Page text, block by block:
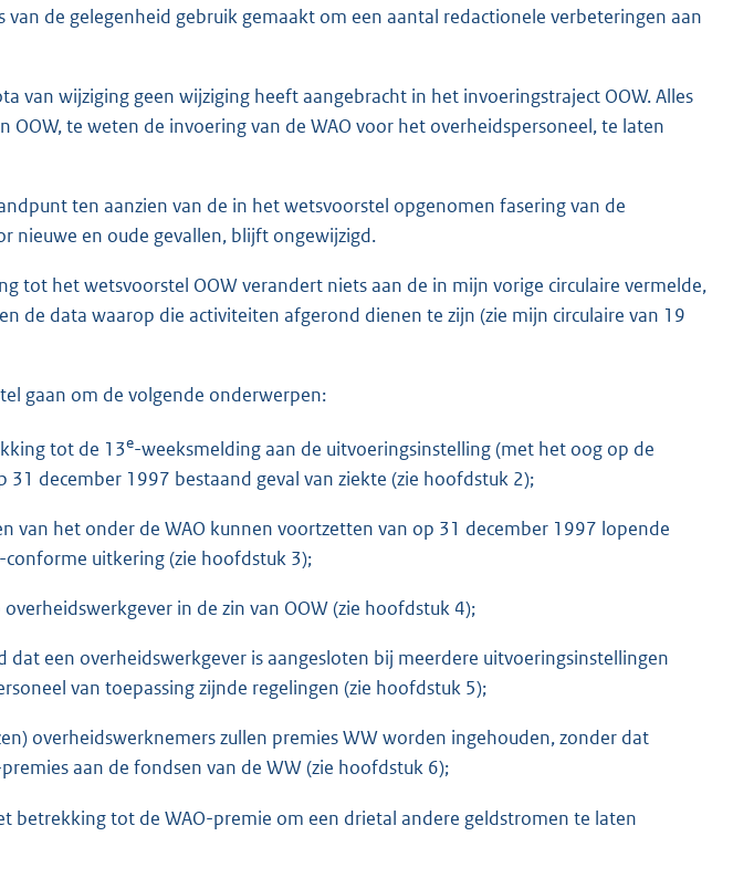
van de gelegenheid gebruik gemaakt om een aantal redactionele verbeteringen aan
van wijziging geen wijziging heeft aangebracht in het invoeringstraject OOW. Alles
OOW, te weten de invoering van de WAO voor het overheidspersoneel, te laten
ten aanzien van de in het wetsvoorstel opgenomen fasering van de
nieuwe en oude gevallen, blijft ongewijzigd.
tot het wetsvoorstel OOW verandert niets aan de in mijn vorige circulaire vermelde,
de data waarop die activiteiten afgerond dienen te zijn (zie mijn circulaire van 19
gaan om de volgende onderwerpen:
tot de 13e-weeksmelding aan de uitvoeringsinstelling (met het oog op de
31 december 1997 bestaand geval van ziekte (zie hoofdstuk 2);
van het onder de WAO kunnen voortzetten van op 31 december 1997 lopende
uitkering (zie hoofdstuk 3);
in de zin van OOW (zie hoofdstuk 4);
dat een overheidswerkgever is aangesloten bij meerdere uitvoeringsinstellingen
van toepassing zijnde regelingen (zie hoofdstuk 5);
overheidswerknemers zullen premies WW worden ingehouden, zonder dat
aan de fondsen van de WW (zie hoofdstuk 6);
betrekking tot de WAO-premie om een drietal andere geldstromen te laten